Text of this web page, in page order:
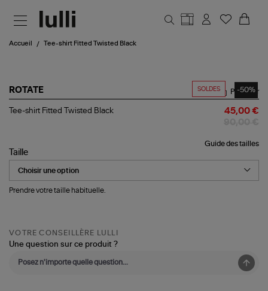
Accueil Tee-shirt Fitted Twisted Black
SOLDES -50%
ROTATE
Tee-
Black
Partager
Tee-shirt Fitted Twisted Black 45,00 €
Guide des tailles
Taille
Prendre votre taille habituelle.
VOTRE CONSEILLÈRE LULLI
Une question sur ce produit ?